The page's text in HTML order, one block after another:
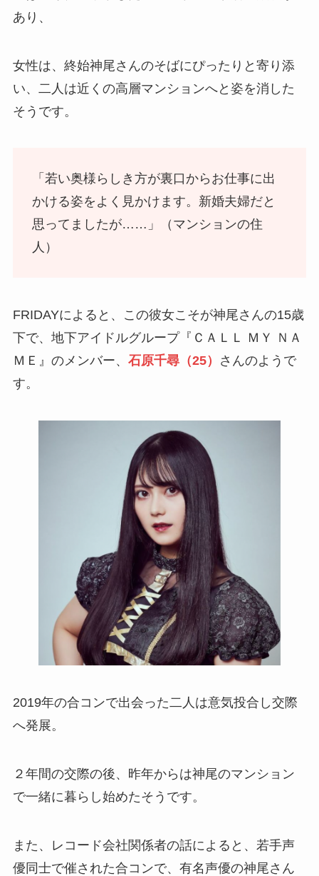
あり、
女性は、終始神尾さんのそばにぴったりと寄り添
い、二人は近くの高層マンションへと姿を消した
そうです。
「若い奥様らしき方が裏口からお仕事に出
かける姿をよく見かけます。新婚夫婦だと
思ってましたが……」（マンションの住
人）
FRIDAYによると、この彼女こそが神尾さんの15歳
下で、地下アイドルグループ『ＣＡＬＬ ＭＹ ＮＡ
ＭＥ』のメンバー、 石原千尋（25）
さんのようで
す。
2019年の合コンで出会った二人は意気投合し交際
へ発展。
２年間の交際の後、昨年からは神尾のマンション
で一緒に暮らし始めたそうです。
また、レコード会社関係者の話によると、若手声
優同士で催された合コンで、有名声優の神尾さん